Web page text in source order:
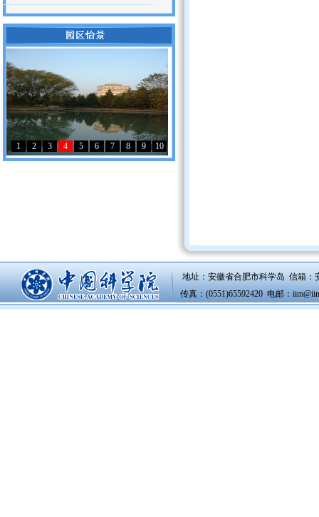
10
9
8
7
6
5
4
3
2
1
地址：安徽省合肥市科学岛 信箱
传真：(0551)65592420 电邮：